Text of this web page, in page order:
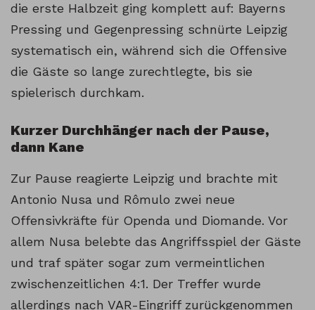
die erste Halbzeit ging komplett auf: Bayerns
Pressing und Gegenpressing schnürte Leipzig
systematisch ein, während sich die Offensive
die Gäste so lange zurechtlegte, bis sie
spielerisch durchkam.
Kurzer Durchhänger nach der Pause,
dann Kane
Zur Pause reagierte Leipzig und brachte mit
Antonio Nusa und Rômulo zwei neue
Offensivkräfte für Openda und Diomande. Vor
allem Nusa belebte das Angriffsspiel der Gäste
und traf später sogar zum vermeintlichen
zwischenzeitlichen 4:1. Der Treffer wurde
allerdings nach VAR-Eingriff zurückgenommen